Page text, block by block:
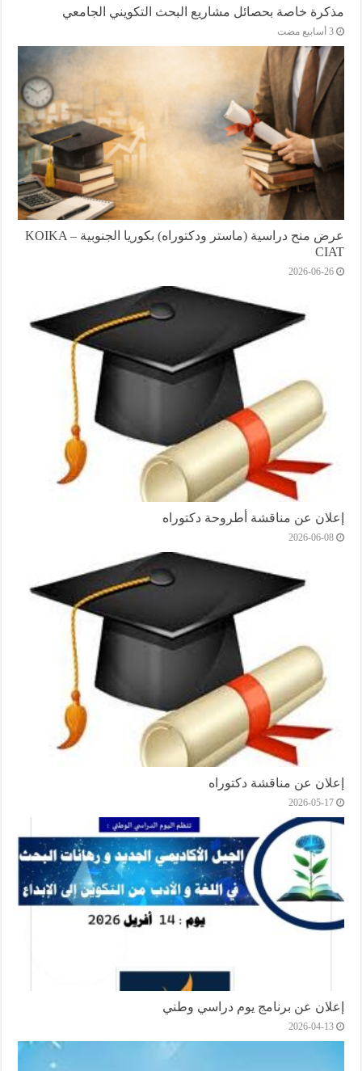
مذكرة خاصة بحصائل مشاريع البحث التكويني الجامعي
‏3 أسابيع مضت
عرض منح دراسية (ماستر ودكتوراه) بكوريا الجنوبية KOIKA –
CIAT
2026-06-26
إعلان عن مناقشة أطروحة دكتوراه
2026-06-08
إعلان عن مناقشة دكتوراه
2026-05-17
إعلان عن برنامج يوم دراسي وطني
2026-04-13